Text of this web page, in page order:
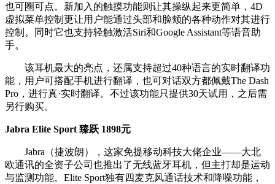
也可圈可点。新加入的触摸功能则让其操纵起来更简单，4D
虚拟菜单控制更让用户能通过头部和脸颊的各种动作对其进行
控制。同时它也支持轻触激活Siri和Google Assistant等语音助
手。
该耳机最大的亮点，还属支持超过40种语言的实时翻译功
能，用户可搭配手机进行翻译，也可对话双方都佩戴The Dash
Pro，进行真·实时翻译。不过该功能只提供30天试用，之后需
另行购买。
Jabra Elite Sport 臻跃 1898元
Jabra（捷波朗），这家免提移动科技大佬企业——大北
欧通讯的全资子公司也推出了无线蓝牙耳机，但主打却是运动
与监测功能。Elite Sport独有四麦克风通话技术和降噪功能，